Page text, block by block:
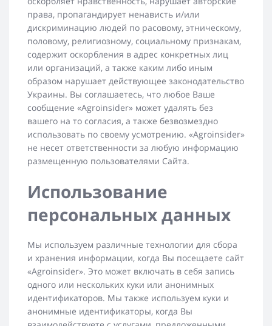
права, пропагандирует ненависть и/или
дискриминацию людей по расовому, этническому,
половому, религиозному, социальному признакам,
содержит оскорбления в адрес конкретных лиц
или организаций, а также каким либо иным
образом нарушает действующее законодательство
Украины. Вы соглашаетесь, что любое Ваше
сообщение «Agroinsider» может удалять без
вашего на то согласия, а также безвозмездно
использовать по своему усмотрению. «Agroinsider»
не несет ответственности за любую информацию
размещенную пользователями Сайта.
Использование
персональных данных
Мы используем различные технологии для сбора
и хранения информации, когда Вы посещаете сайт
«Agroinsider». Это может включать в себя запись
одного или нескольких куки или анонимных
идентификаторов. Мы также используем куки и
анонимные идентификаторы, когда Вы